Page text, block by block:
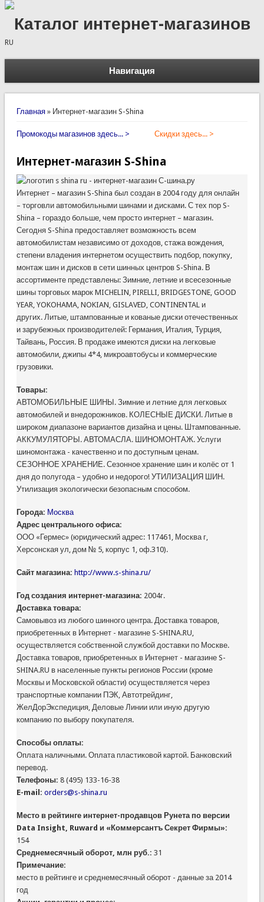
Каталог интернет-магазинов
RU
Навигация
Вы здесь
Главная » Интернет-магазин S-Shina
Промокоды магазинов здесь... > Скидки здесь... >
Интернет-магазин S-Shina
Интернет – магазин S-Shina был создан в 2004 году для онлайн
– торговли автомобильными шинами и дисками. С тех пор S-
Shina – гораздо больше, чем просто интернет – магазин.
Сегодня S-Shina предоставляет возможность всем
автомобилистам независимо от доходов, стажа вождения,
степени владения интернетом осуществить подбор, покупку,
монтаж шин и дисков в сети шинных центров S-Shina. В
ассортименте представлены: Зимние, летние и всесезонные
шины торговых марок MICHELIN, PIRELLI, BRIDGESTONE, GOOD
YEAR, YOKOHAMA, NOKIAN, GISLAVED, CONTINENTAL и
других. Литые, штампованные и кованые диски отечественных
и зарубежных производителей: Германия, Италия, Турция,
Тайвань, Россия. В продаже имеются диски на легковые
автомобили, джипы 4*4, микроавтобусы и коммерческие
грузовики.
Товары:
АВТОМОБИЛЬНЫЕ ШИНЫ. Зимние и летние для легковых
автомобилей и внедорожников. КОЛЕСНЫЕ ДИСКИ. Литые в
широком диапазоне вариантов дизайна и цены. Штампованные.
АККУМУЛЯТОРЫ. АВТОМАСЛА. ШИНОМОНТАЖ. Услуги
шиномонтажа - качественно и по доступным ценам.
СЕЗОННОЕ ХРАНЕНИЕ. Сезонное хранение шин и колёс от 1
дня до полугода – удобно и недорого! УТИЛИЗАЦИЯ ШИН.
Утилизация экологически безопасным способом.
Города: Москва
Адрес центрального офиса:
ООО «Гермес» (юридический адрес: 117461, Москва г,
Херсонская ул, дом № 5, корпус 1, оф.310).
Сайт магазина: http://www.s-shina.ru/
Год создания интернет-магазина: 2004г.
Доставка товара:
Самовывоз из любого шинного центра. Доставка товаров,
приобретенных в Интернет - магазине S-SHINA.RU,
осуществляется собственной службой доставки по Москве.
Доставка товаров, приобретенных в Интернет - магазине S-
SHINA.RU в населенные пункты регионов России (кроме
Москвы и Московской области) осуществляется через
транспортные компании ПЭК, Автотрейдинг,
ЖелДорЭкспедиция, Деловые Линии или иную другую
компанию по выбору покупателя.
Способы оплаты:
Оплата наличными. Оплата пластиковой картой. Банковский
перевод.
Телефоны: 8 (495) 133-16-38
E-mail: orders@s-shina.ru
Место в рейтинге интернет-продавцов Рунета по версии
Data Insight, Ruward и «Коммерсантъ Секрет Фирмы»:
154
Среднемесячный оборот, млн руб.: 31
Примечание:
место в рейтинге и среднемесячный оборот - данные за 2014
год